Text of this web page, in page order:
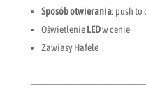
Sposób otwierania: push
OświetlenieLEDw cenie
Zawiasy Hafele